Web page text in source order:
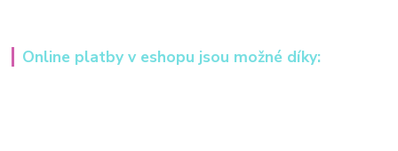
Online platby v eshopu jsou možné díky: